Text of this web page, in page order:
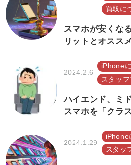
買取に
スマホが安くな
リットとオススメ
2024.2.6
iPhone
スタッ
ハイエンド、ミ
スマホを「クラ
2024.1.29
iPhone
スタッ